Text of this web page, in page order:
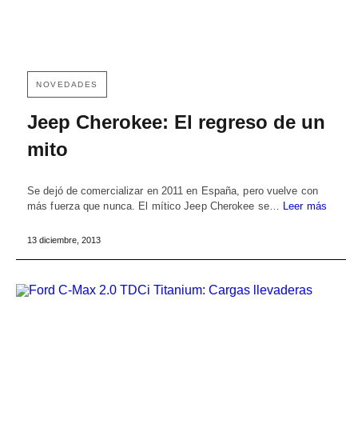
NOVEDADES
Jeep Cherokee: El regreso de un
mito
Se dejó de comercializar en 2011 en España, pero vuelve con
más fuerza que nunca. El mítico Jeep Cherokee se… Leer más
13 diciembre, 2013